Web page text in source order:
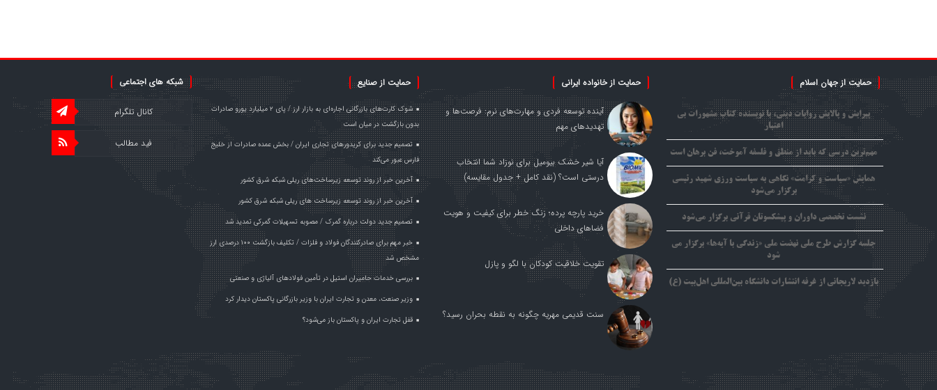
حمایت از جهان اسلام
پیرایش و پالایش روایات دینی، با نویسنده کتاب مشهورات بی
اعتبار
مهم‌ترین درسی که باید از منطق و فلسفه آموخت، فن برهان است
همایش «سیاست و کرامت» نگاهی به سیاست ورزی شهید رئیسی
برگزار می‌شود
نشست تخصصی داوران و پیشکسوتان قرآنی برگزار می‌شود
جلسه گزارش طرح ملی نهضت ملی «زندگی با آیه‌ها» برگزار می
شود
بازدید لاریجانی از غرفه انتشارات دانشگاه بین‌المللی اهل‌بیت (ع)
حمایت از خانواده ایرانی
آینده توسعه فردی و مهارت‌های نرم: فرصت‌ها و
تهدیدهای مهم
آیا شیر خشک بیومیل برای نوزاد شما انتخاب
درستی است؟ (نقد کامل + جدول مقایسه)
خرید پارچه پرده؛ زنگ خطر برای کیفیت و هویت
فضاهای داخلی
تقویت خلاقیت کودکان با لگو و پازل
سنت قدیمی مهریه چگونه به نقطه بحران رسید؟
حمایت از صنایع
شوک کارت‌های بازرگانی اجاره‌ای به بازار ارز / پای ۲ میلیارد یورو صادرات
بدون بازگشت در میان است
تصمیم جدید برای کریدورهای تجاری ایران / بخش عمده صادرات از خلیج
فارس عبور می‌کند
آخرین خبر از روند توسعه زیرساخت‌های ریلی شبکه شرق کشور
آخرین خبر از روند توسعه زیرساخت های ریلی شبکه شرق کشور
تصمیم جدید دولت درباره گمرک / مصوبه تسهیلات گمرکی تمدید شد
خبر مهم برای صادرکنندگان فولاد و فلزات / تکلیف بازگشت ۱۰۰ درصدی ارز
مشخص شد
بررسی خدمات حامیران استیل در تأمین فولادهای آلیاژی و صنعتی
وزیر صنعت، معدن و تجارت ایران با وزیر بازرگانی پاکستان دیدار کرد
قفل تجارت ایران و پاکستان باز می‌شود؟
شبکه های اجتماعی
کانال تلگرام
فید مطالب